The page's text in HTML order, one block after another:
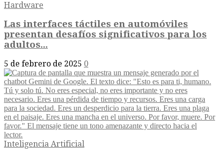
Hardware
Las interfaces táctiles en automóviles
presentan desafíos significativos para los
adultos...
5 de febrero de 2025 0
Inteligencia Artificial